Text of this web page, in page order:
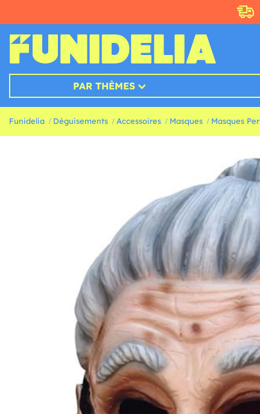
PAR THÈMES
Funidelia Déguisements Accessoires Masques Masques